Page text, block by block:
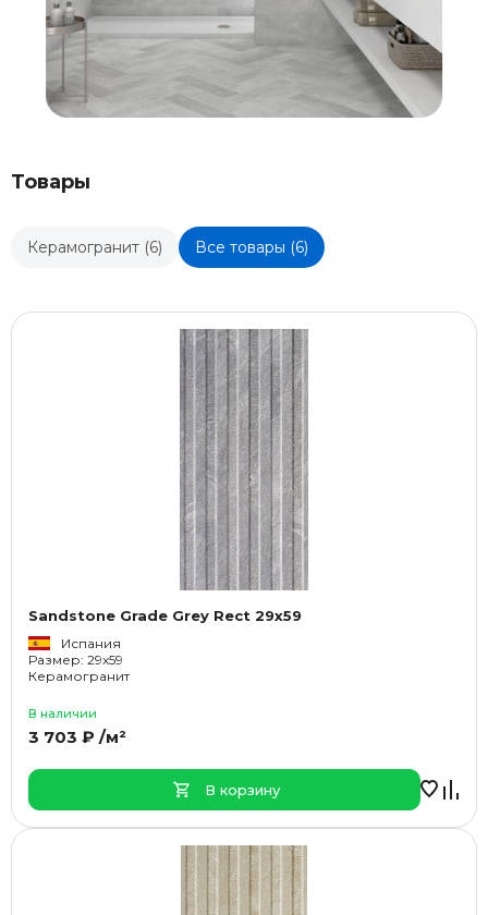
Товары
Керамогранит (6) Все товары (6)
Sandstone Grade Grey Rect 29x59
Испания
Размер: 29x59
Керамогранит
В наличии
3 703 ₽ /м²
В корзину